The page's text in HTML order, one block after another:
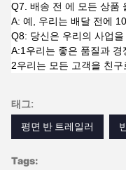
Q7. 배송 전 에 모든 상품
A: 예, 우리는 배달 전에
Q8: 당신은 우리의 사업
A:1우리는 좋은 품질과
2우리는 모든 고객을 친
태그:
평면 반 트레일러
Tags: